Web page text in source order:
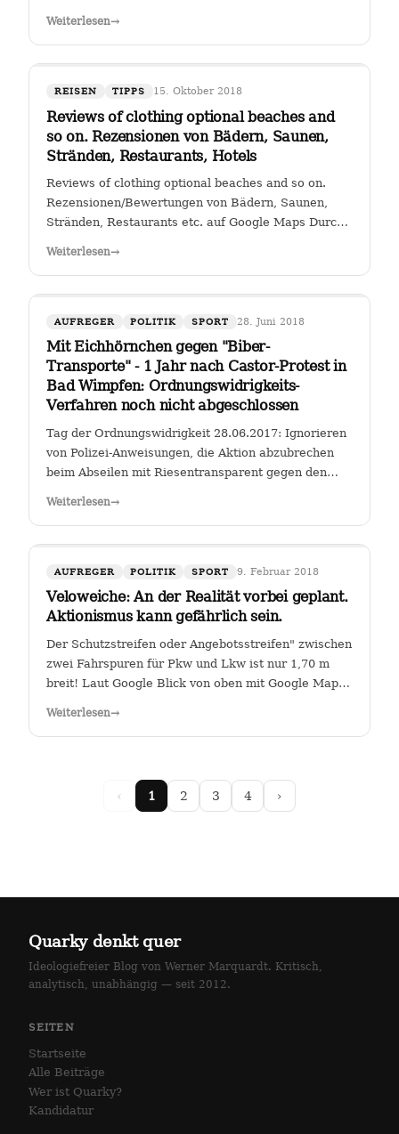
Weiterlesen→
REISEN TIPPS 15. Oktober 2018
Reviews of clothing optional beaches and
so on. Rezensionen von Bädern, Saunen,
Stränden, Restaurants, Hotels
Reviews of clothing optional beaches and so on.
Rezensionen/Bewertungen von Bädern, Saunen,
Stränden, Restaurants etc. auf Google Maps Durch
Weiterlesen→
AUFREGER POLITIK SPORT 28. Juni 2018
Mit Eichhörnchen gegen "Biber-
Transporte" - 1 Jahr nach Castor-Protest in
Bad Wimpfen: Ordnungswidrigkeits-
Verfahren noch nicht abgeschlossen
Tag der Ordnungswidrigkeit 28.06.2017: Ignorieren
von Polizei-Anweisungen, die Aktion abzubrechen
beim Abseilen mit Riesentransparent gegen den
Weiterlesen→
AUFREGER POLITIK SPORT 9. Februar 2018
Veloweiche: An der Realität vorbei geplant.
Aktionismus kann gefährlich sein.
Der Schutzstreifen oder Angebotsstreifen" zwischen
zwei Fahrspuren für Pkw und Lkw ist nur 1,70 m
breit! Laut Google Blick von oben mit Google Maps
Weiterlesen→
‹ 1 2 3 4 ›
Quarky denkt quer
Ideologiefreier Blog von Werner Marquardt. Kritisch,
analytisch, unabhängig — seit 2012.
SEITEN
Startseite
Alle Beiträge
Wer ist Quarky?
Kandidatur